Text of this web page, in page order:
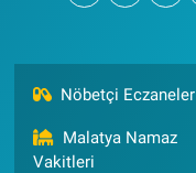
Nöbetçi Eczaneler
Malatya Namaz
Vakitleri